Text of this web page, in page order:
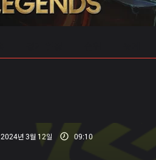
2024년 3월 12일 09:10